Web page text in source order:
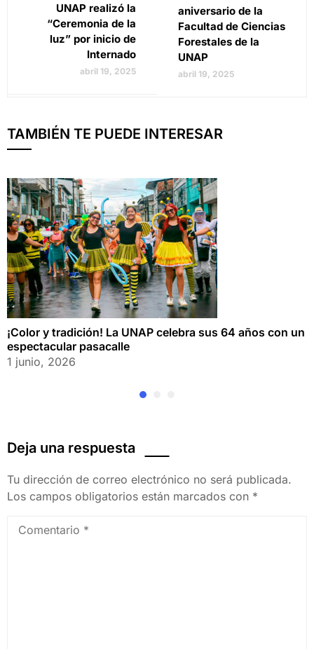
UNAP realizó la
“Ceremonia de la
luz” por inicio de
Internado
abril 19, 2025
aniversario de la
Facultad de Ciencias
Forestales de la
UNAP
abril 19, 2025
TAMBIÉN TE PUEDE INTERESAR
¡Color y tradición! La UNAP celebra sus 64 años con un
espectacular pasacalle
1 junio, 2026
Deja una respuesta
Tu dirección de correo electrónico no será publicada.
Los campos obligatorios están marcados con *